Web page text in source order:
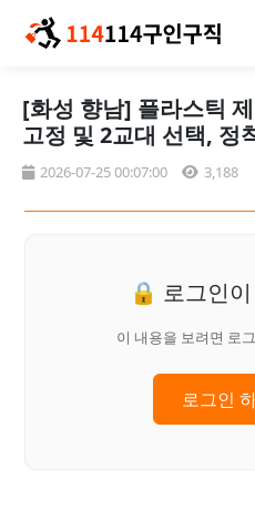
[화성 향남] 플라스틱
고정 및 2교대 선택, 정
2026-07-25 00:07:00 3,188
🔒 로그인
이 내용을 보려면 로
로그인